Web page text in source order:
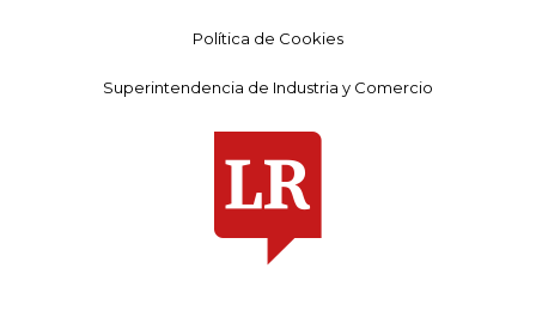
Política de Cookies
Superintendencia de Industria y Comercio